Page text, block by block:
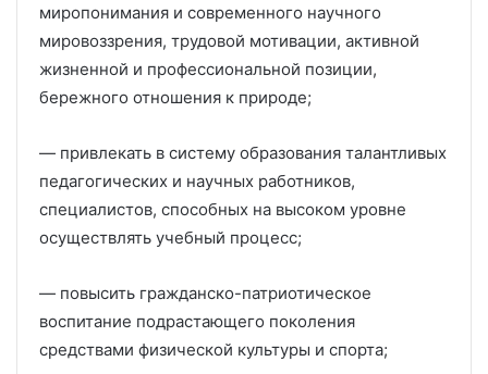
миропонимания и современного научного
мировоззрения, трудовой мотивации, активной
жизненной и профессиональной позиции,
бережного отношения к природе;
— привлекать в систему образования талантливых
педагогических и научных работников,
специалистов, способных на высоком уровне
осуществлять учебный процесс;
— повысить гражданско-патриотическое
воспитание подрастающего поколения
средствами физической культуры и спорта;